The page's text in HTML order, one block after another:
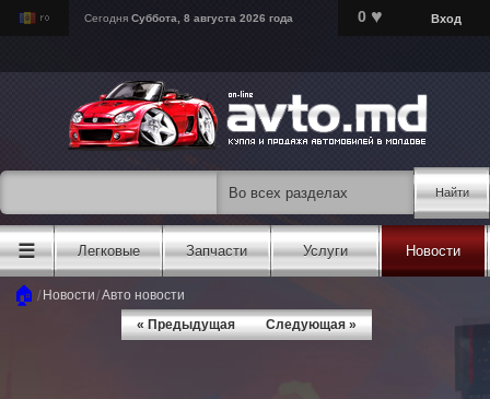
Сегодня Суббота, 8 августа 2026 года 0 ♥ Вход
Найти
☰ Легковые Запчасти Услуги Новости
🏠 / Новости/Авто новости
« Предыдущая
Следующая »